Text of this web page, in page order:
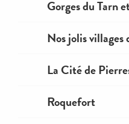
Gorges du Tarn
Nos jolis villages
La Cité de
Roquefort
L’abîme surprend
et la forêt de pierre
à la Grotte de Dargilan
de petites chambres
aux teintes rosées.